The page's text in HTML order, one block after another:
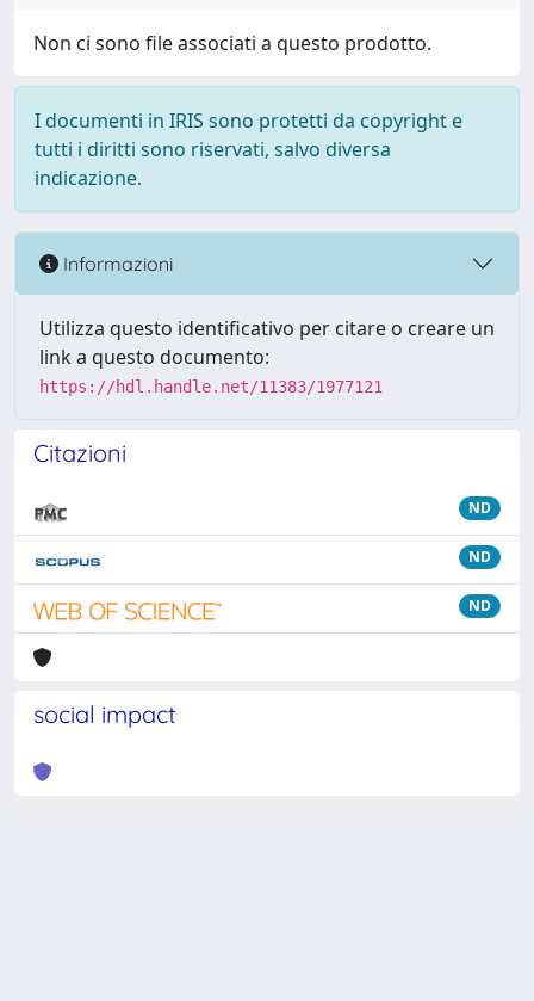
Non ci sono file associati a questo prodotto.
I documenti in IRIS sono protetti da copyright e
tutti i diritti sono riservati, salvo diversa
indicazione.
Informazioni
Utilizza questo identificativo per citare o creare un
link a questo documento:
https://hdl.handle.net/11383/1977121
Citazioni
ND
ND
ND
social impact